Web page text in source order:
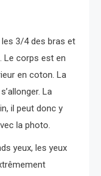
les 3/4 des bras et
Le corps est en
en coton. La
La
il peut donc y
la photo.
yeux, les yeux